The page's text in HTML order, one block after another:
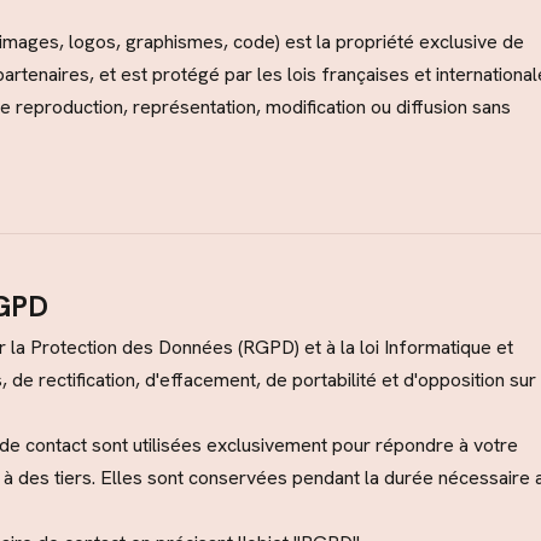
logos, graphismes, code) est la propriété exclusive de
et est protégé par les lois françaises et
représentation, modification ou diffusion sans
Protection des Données (RGPD) et à la loi Informatique et
de rectification, d'effacement, de portabilité et d'opposition sur
contact sont utilisées exclusivement pour répondre à votre
des tiers. Elles sont conservées pendant la durée nécessaire